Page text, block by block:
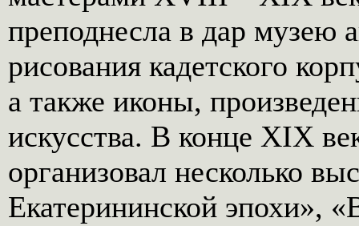
преподнесла в дар музею
рисования кадетского
а также иконы,
искусства. В конце XIX
организовал несколько
Екатерининской эпохи»,